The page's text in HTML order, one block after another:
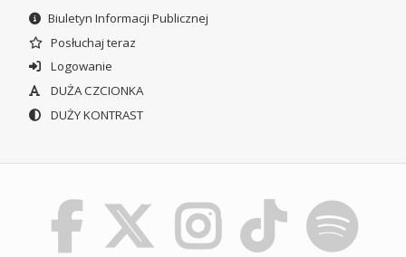
Biuletyn Informacji Publicznej
Posłuchaj teraz
Logowanie
DUŻA CZCIONKA
DUŻY KONTRAST